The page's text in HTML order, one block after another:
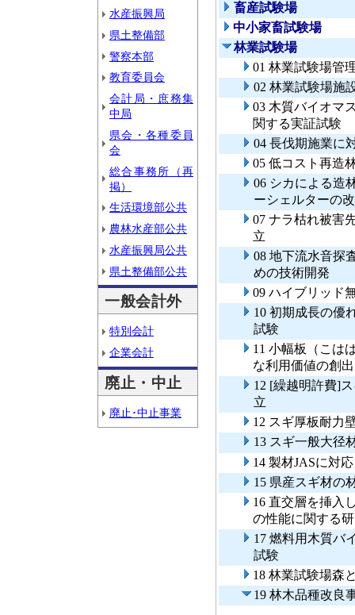
水産振興局
県土整備部
警察本部
教育委員会
会計局・庶務集
中局
県会・各種委員
会
総合事務所（再
掲）
生活環境部公共
農林水産部公共
水産振興局公共
県土整備部公共
一般会計外
特別会計
企業会計
廃止・中止
廃止･中止事業
畜産試験場
中小家畜試験場
林業試験場
01 林業試験場管
02 林業試験場施
03 木質バイオマ
関する実証試験
04 長伐期施業に
05 低コスト再造
06 シカによる造
ーシェルターの
07 ナラ枯れ被害
立
08 地下流水音探
めの技術開発
09 ハイブリッド
10 初期成長の優
試験
11 小幅板（こは
な利用価値の創出
12 [繰越明許費]
立
12 スギ厚板耐力
13 スギ一般大径
14 製材JASに対
15 県産スギ材の
16 直交層を挿入
の性能に関する
17 燃料用木質バ
試験
18 林業試験場森
19 林木品種改良